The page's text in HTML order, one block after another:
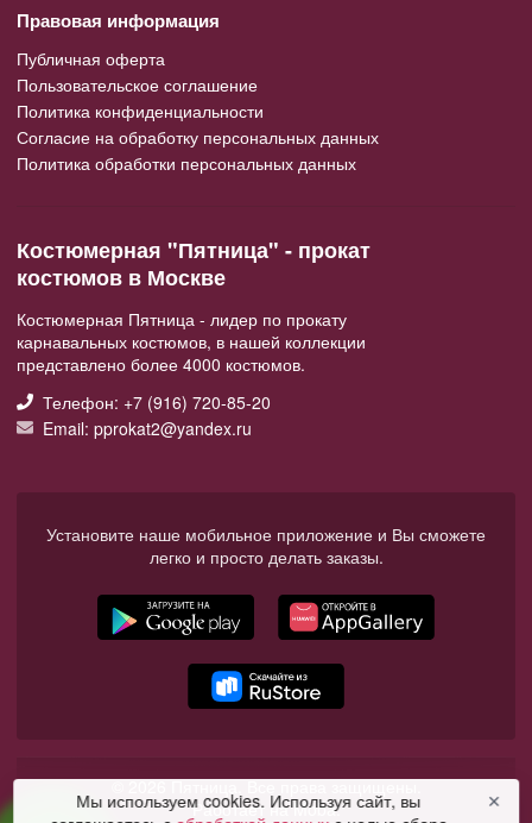
Правовая информация
Публичная оферта
Пользовательское соглашение
Политика конфиденциальности
Согласие на обработку персональных данных
Политика обработки персональных данных
Костюмерная "Пятница" - прокат
костюмов в Москве
Костюмерная Пятница - лидер по прокату
карнавальных костюмов, в нашей коллекции
представлено более 4000 костюмов.
Телефон: +7 (916) 720-85-20
Email: pprokat2@yandex.ru
Установите наше мобильное приложение и Вы сможете
легко и просто делать заказы.
© 2026 Пятница. Все права защищены.
Работает на Moba.
Мы используем cookies. Используя сайт, вы
✕